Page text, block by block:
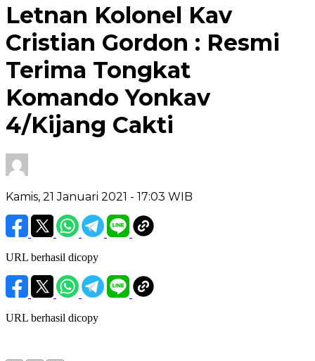
Letnan Kolonel Kav
Cristian Gordon : Resmi
Terima Tongkat
Komando Yonkav
4/Kijang Cakti
Kamis, 21 Januari 2021 - 17:03 WIB
URL berhasil dicopy
URL berhasil dicopy